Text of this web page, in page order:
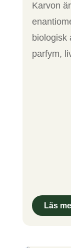
Karvon
biologisk
parfym,